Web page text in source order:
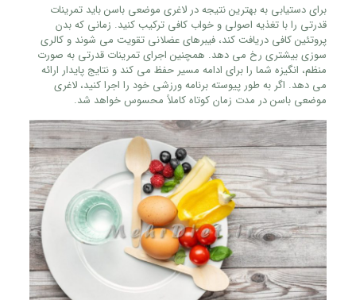
برای دستیابی به بهترین نتیجه در لاغری موضعی باسن باید تمرینات
قدرتی را با تغذیه اصولی و خواب کافی ترکیب کنید. زمانی که بدن
پروتئین کافی دریافت کند، فیبرهای عضلانی تقویت می‌ شوند و کالری‌
سوزی بیشتری رخ می‌ دهد. همچنین اجرای تمرینات قدرتی به‌ صورت
منظم، انگیزه شما را برای ادامه مسیر حفظ می‌ کند و نتایج پایدار ارائه
می‌ دهد. اگر به‌ طور پیوسته برنامه ورزشی خود را اجرا کنید، لاغری
موضعی باسن در مدت زمان کوتاه کاملاً محسوس خواهد شد.